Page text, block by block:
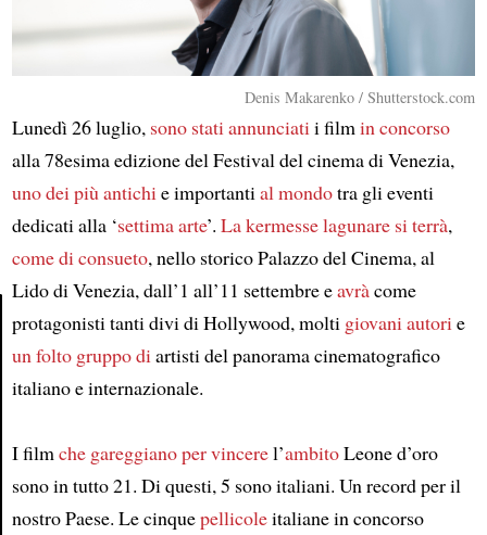
Article
Denis Makarenko / Shutterstock.com
Lunedì 26 luglio, sono stati annunciatii filmin concorso
alla 78esima edizione del Festival del cinema di Venezia,
uno dei più antichie importantial mondotra gli eventi
dedicati alla ‘settima arte’. La kermesse lagunare si terrà,
come di consueto, nello storico Palazzo del Cinema, al
Lido di Venezia, dall’1 all’11 settembre eavràcome
protagonisti tanti divi di Hollywood, molti giovani autorie
un folto gruppo diartisti del panorama cinematografico
italiano e internazionale.
I filmche gareggiano per vincerel’ambitoLeone d’oro
sono in tutto 21. Di questi, 5 sono italiani. Un record per il
nostro Paese. Le cinquepellicoleitaliane in concorso